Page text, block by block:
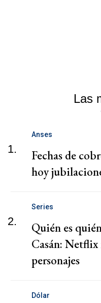
Las
1.
Anses
Fechas de
hoy
2.
Series
Quién es
Casán: Netflix
personajes
Dólar